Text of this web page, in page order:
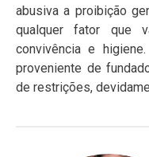
abusiva a proibição
qualquer fator que
convivência e
proveniente de
de restrições,